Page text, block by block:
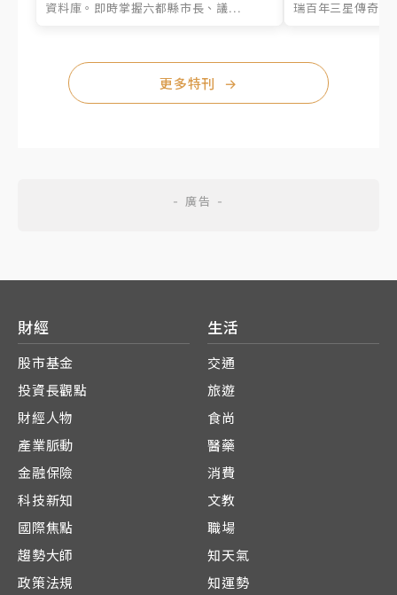
資料庫。即時掌握六都縣市長、議...
瑞百年三星傳奇、
更多特刊 →
財經
股市基金
投資長觀點
財經人物
產業脈動
金融保險
科技新知
國際焦點
趨勢大師
政策法規
生活
交通
旅遊
食尚
醫藥
消費
文教
職場
知天氣
知運勢